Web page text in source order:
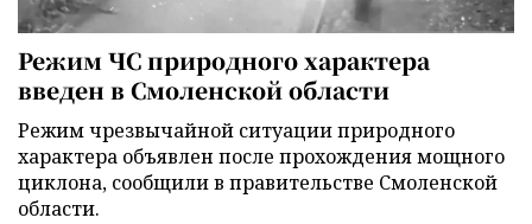
Режим ЧС природного характера
введен в Смоленской области
Режим чрезвычайной ситуации природного
характера объявлен после прохождения мощного
циклона, сообщили в правительстве Смоленской
области.